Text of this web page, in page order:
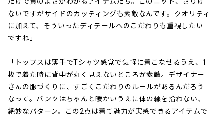
だけで質のよさがわかるアイテムたち。このニット、さりげ
ないですがサイドのカッティングも素敵なんです。クオリティ
に加えて、そういったディテールへのこだわりも重視したい
ですね」
「トップスは薄手でTシャツ感覚で気軽に着こなせるうえ、1
枚で着た時に背中が丸く見えないところが素敵。デザイナー
さんの服づくりに、すごくこだわりのルールがあるんだろう
なって。パンツはちゃんと暖かいうえに体の線を拾わない、
絶妙なパターン。この2点は着て魅力が実感できるアイテムで